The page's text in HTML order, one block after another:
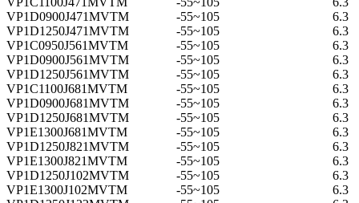
VP1D0900J471MVTM
-55~105
6.3
VP1D1250J471MVTM
-55~105
6.3
VP1C0950J561MVTM
-55~105
6.3
VP1D0900J561MVTM
-55~105
6.3
VP1D1250J561MVTM
-55~105
6.3
VP1C1100J681MVTM
-55~105
6.3
VP1D0900J681MVTM
-55~105
6.3
VP1D1250J681MVTM
-55~105
6.3
VP1E1300J681MVTM
-55~105
6.3
VP1D1250J821MVTM
-55~105
6.3
VP1E1300J821MVTM
-55~105
6.3
VP1D1250J102MVTM
-55~105
6.3
VP1E1300J102MVTM
-55~105
6.3